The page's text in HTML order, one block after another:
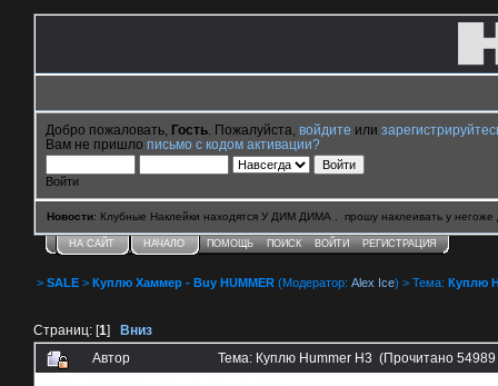
Добро пожаловать, Гость . Пожалуйста, войдите или
Вам не пришло письмо с кодом активации?
Войти
Новости: Клубные Наклейки находятся У ДИМ ДИМА . прошу наклеивать у негоже
НА САЙТ НАЧАЛО ПОМОЩЬ ПОИСК ВОЙТИ РЕГИСТРАЦИЯ
> SALE > Куплю Хаммер - Buy HUMMER (Модератор: Alex Ice) > Тема: Куплю
Страниц: [1] Вниз
Автор
Тема: Куплю Hummer H3 (Прочитано 54989